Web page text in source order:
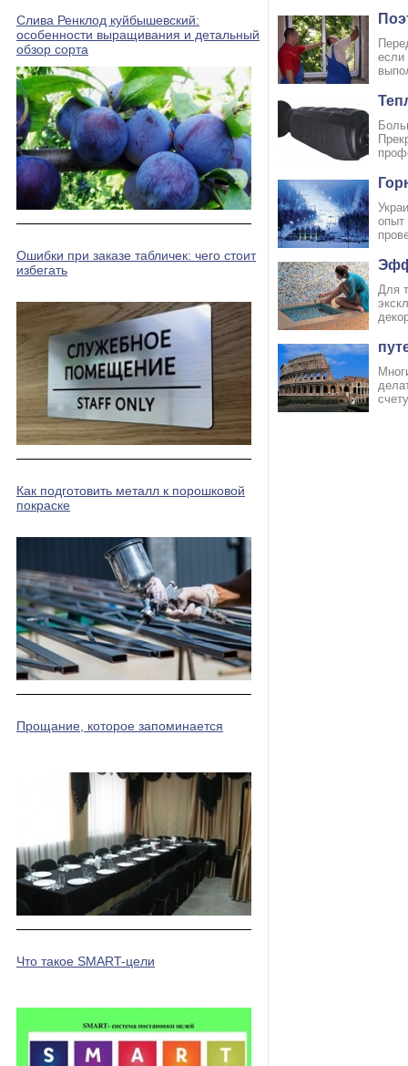
Слива Ренклод куйбышевский:
особенности выращивания и детальный
обзор сорта
Ошибки при заказе табличек: чего стоит
избегать
Как подготовить металл к порошковой
покраске
Прощание, которое запоминается
Что такое SMART-цели
если
опыт
Для